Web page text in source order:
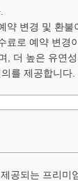
약 변경 및 환불
로 예약 변경
, 더 높은 유연성
를 제공합니다.
공되는 프리